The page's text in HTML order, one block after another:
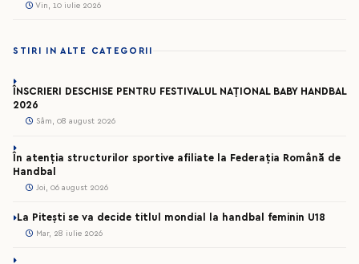
Vin, 10 iulie 2026
STIRI IN ALTE CATEGORII
ÎNSCRIERI DESCHISE PENTRU FESTIVALUL NAȚIONAL BABY HANDBAL
2026
Sâm, 08 august 2026
În atenția structurilor sportive afiliate la Federația Română de
Handbal
Joi, 06 august 2026
La Pitești se va decide titlul mondial la handbal feminin U18
Mar, 28 iulie 2026